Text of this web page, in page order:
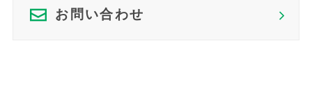
お問い合わせ